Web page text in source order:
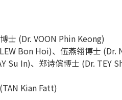
(Dr. VOON Phin Keong)
Bon Hoi)、伍燕翎博士 (Dr.
Su In)、郑诗傧博士 (Dr. TEY
Kian Fatt)